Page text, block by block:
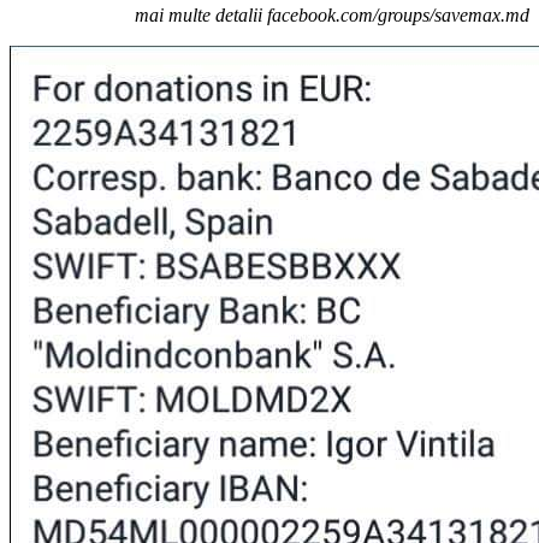
mai multe detalii facebook.com/groups/savemax.md